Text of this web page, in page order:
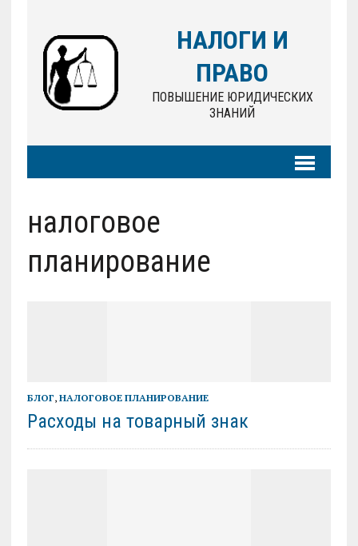
НАЛОГИ И
ПРАВО
ПОВЫШЕНИЕ ЮРИДИЧЕСКИХ
ЗНАНИЙ
налоговое
планирование
БЛОГ, НАЛОГОВОЕ ПЛАНИРОВАНИЕ
Расходы на товарный знак